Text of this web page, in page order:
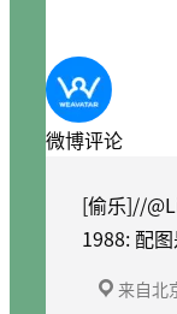
微博评论
[偷乐]//
1988: 配
来自北